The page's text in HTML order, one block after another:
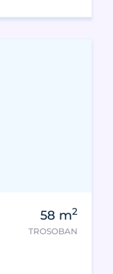
58 m2
TROSOBAN